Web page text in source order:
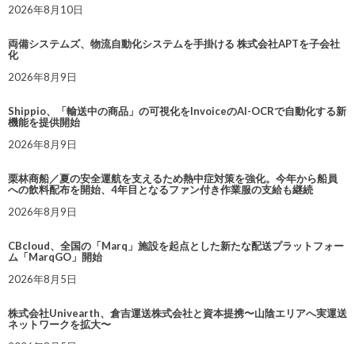
2026年8月10日
両備システムズ、物流自動化システムを手掛ける 株式会社APTを子会社
化
2026年8月9日
Shippio、「輸送中の商品」の可視化をInvoiceのAI-OCRで自動化する新
機能を提供開始
2026年8月9日
栗林商船／夏の安全運航を支えるため熱中症対策を強化。今年から船員
への飲料配布を開始、4年目となるファン付き作業服の支給も継続
2026年8月9日
CBcloud、全国の「Marq」施設を起点とした新たな配送プラットフォー
ム「MarqGO」開始
2026年8月5日
株式会社Univearth、倉吉運送株式会社と資本提携〜山陰エリアへ実運送
ネットワークを拡大〜